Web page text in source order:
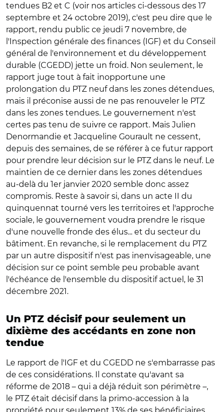
tendues B2 et C (voir nos articles ci-dessous des 17
septembre et 24 octobre 2019), c'est peu dire que le
rapport, rendu public ce jeudi 7 novembre, de
l'Inspection générale des finances (IGF) et du Conseil
général de l'environnement et du développement
durable (CGEDD) jette un froid. Non seulement, le
rapport juge tout à fait inopportune une
prolongation du PTZ neuf dans les zones détendues,
mais il préconise aussi de ne pas renouveler le PTZ
dans les zones tendues. Le gouvernement n'est
certes pas tenu de suivre ce rapport. Mais Julien
Denormandie et Jacqueline Gourault ne cessent,
depuis des semaines, de se référer à ce futur rapport
pour prendre leur décision sur le PTZ dans le neuf. Le
maintien de ce dernier dans les zones détendues
au-delà du 1er janvier 2020 semble donc assez
compromis. Reste à savoir si, dans un acte II du
quinquennat tourné vers les territoires et l'approche
sociale, le gouvernement voudra prendre le risque
d'une nouvelle fronde des élus... et du secteur du
bâtiment. En revanche, si le remplacement du PTZ
par un autre dispositif n'est pas inenvisageable, une
décision sur ce point semble peu probable avant
l'échéance de l'ensemble du dispositif actuel, le 31
décembre 2021.
Un PTZ décisif pour seulement un
dixième des accédants en zone non
tendue
Le rapport de l'IGF et du CGEDD ne s'embarrasse pas
de ces considérations. Il constate qu'avant sa
réforme de 2018 – qui a déjà réduit son périmètre –,
le PTZ était décisif dans la primo-accession à la
propriété pour seulement 13% de ses bénéficiaires